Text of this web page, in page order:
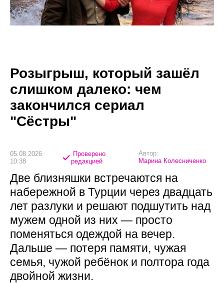
Розыгрыш, который зашёл
слишком далеко: чем
закончился сериал
"Сёстры"
05.08.2026
10:38
Проверено
редакцией
Автор:
Марина Колесниченко
Две близняшки встречаются на
набережной в Турции через двадцать
лет разлуки и решают подшутить над
мужем одной из них — просто
поменяться одеждой на вечер.
Дальше — потеря памяти, чужая
семья, чужой ребёнок и полтора года
двойной жизни.